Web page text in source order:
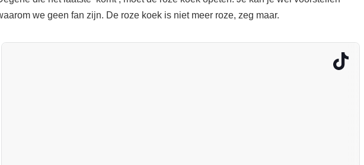
we geen fan zijn. De roze koek is niet meer roze, zeg maar.